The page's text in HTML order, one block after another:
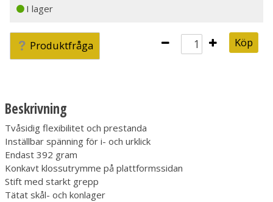
I lager
Produktfråga Köp
Beskrivning
Tvåsidig flexibilitet och prestanda
Inställbar spänning för i- och urklick
Endast 392 gram
Konkavt klossutrymme på plattformssidan
Stift med starkt grepp
Tätat skål- och konlager